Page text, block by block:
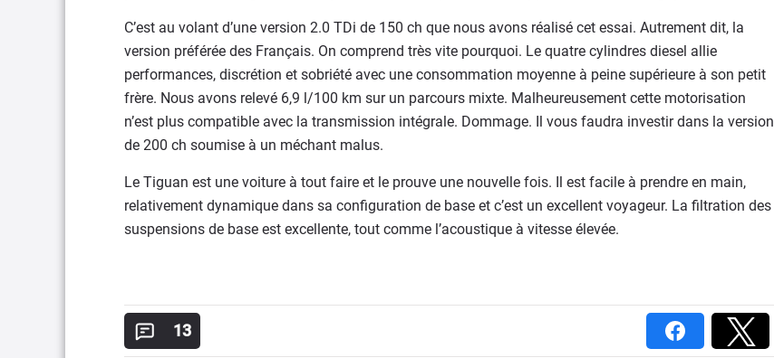
C’est au volant d’une version 2.0 TDi de 150 ch que nous avons réalisé cet essai. Autrement dit, la
version préférée des Français. On comprend très vite pourquoi. Le quatre cylindres diesel allie
performances, discrétion et sobriété avec une consommation moyenne à peine supérieure à son petit
frère. Nous avons relevé 6,9 l/100 km sur un parcours mixte. Malheureusement cette motorisation
n’est plus compatible avec la transmission intégrale. Dommage. Il vous faudra investir dans la version
de 200 ch soumise à un méchant malus.
Le Tiguan est une voiture à tout faire et le prouve une nouvelle fois. Il est facile à prendre en main,
relativement dynamique dans sa configuration de base et c’est un excellent voyageur. La filtration des
suspensions de base est excellente, tout comme l’acoustique à vitesse élevée.
13